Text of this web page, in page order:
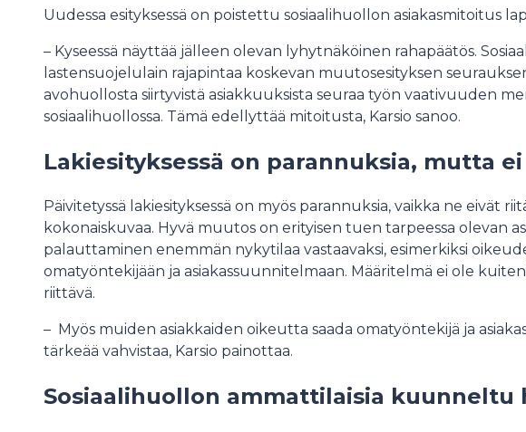
Uudessa esityksessä on poistettu sosiaalihuollon asiakasmitoitus
– Kyseessä näyttää jälleen olevan lyhytnäköinen rahapäätös.
lastensuojelulain rajapintaa koskevan muutosesityksen
avohuollosta siirtyvistä asiakkuuksista seuraa työn vaativuuden
sosiaalihuollossa. Tämä edellyttää mitoitusta, Karsio sanoo.
Lakiesityksessä on parannuksia, mutta
Päivitetyssä lakiesityksessä on myös parannuksia, vaikka ne eivät
kokonaiskuvaa. Hyvä muutos on erityisen tuen tarpeessa olevan
palauttaminen enemmän nykytilaa vastaavaksi, esimerkiksi
omatyöntekijään ja asiakassuunnitelmaan. Määritelmä ei ole
riittävä.
– Myös muiden asiakkaiden oikeutta saada omatyöntekijä ja
tärkeää vahvistaa, Karsio painottaa.
Sosiaalihuollon ammattilaisia kuunneltu